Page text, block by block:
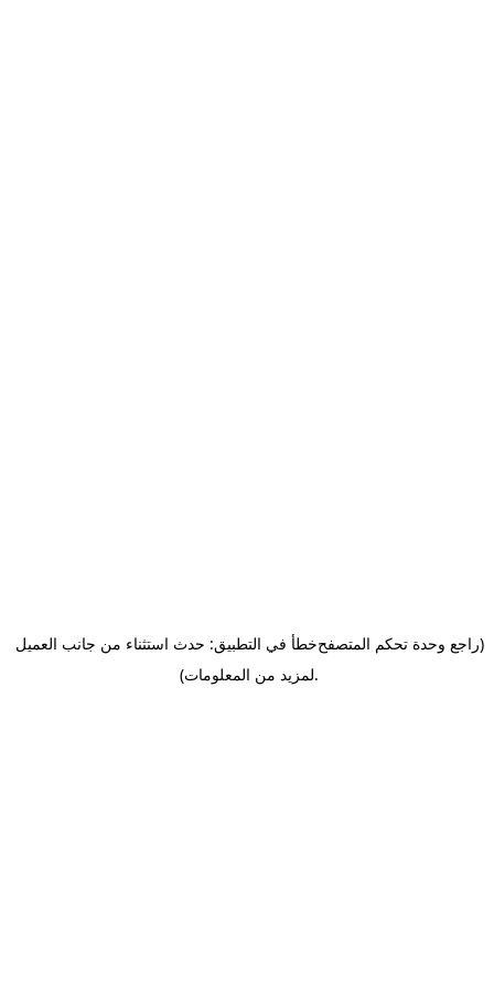
خطأ في التطبيق: حدث استثناء من جانب العميل(راجع وحدة تحكم المتصفح
لمزيد من المعلومات).